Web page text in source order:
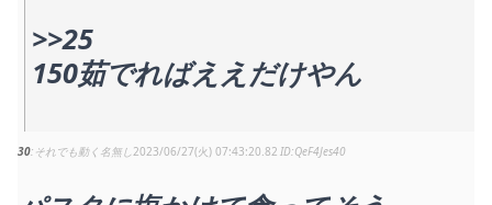
>>25
150茹でればええだけやん
30 それでも動く名無し2023/06/27(火) 07:43:20.82 QeF4Jes40